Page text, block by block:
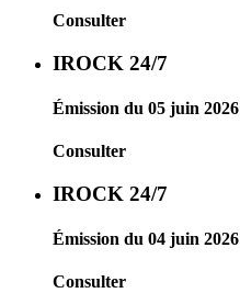
Consulter
IROCK 24/7
Émission du 05 juin 2026
Consulter
IROCK 24/7
Émission du 04 juin 2026
Consulter